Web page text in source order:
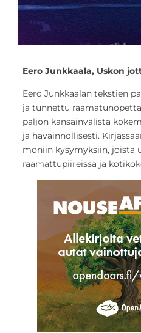
Eero Junkkaala, Uskon
Eero Junkkaalan tekstien
ja tunnettu
paljon kansainvälistä
ja havainnollisesti.
moniin kysymyksiin, joista
raamattupiireissä ja